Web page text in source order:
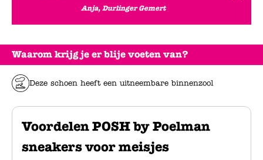
Waarom krijg je er blije voeten van?
Deze schoen heeft een uitneembare binnenzool
Voordelen POSH by Poelman
sneakers voor meisjes
Anja, Durlinger Gemert